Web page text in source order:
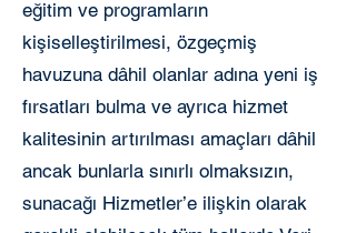
eğitim ve programların
kişiselleştirilmesi, özgeçmiş
havuzuna dâhil olanlar adına yeni iş
fırsatları bulma ve ayrıca hizmet
kalitesinin artırılması amaçları dâhil
ancak bunlarla sınırlı olmaksızın,
sunacağı Hizmetler’e ilişkin olarak